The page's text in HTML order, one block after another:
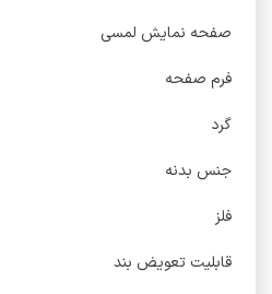
صفحه نمایش لمسی
فرم صفحه
گرد
جنس بدنه
فلز
قابلیت تعویض بند